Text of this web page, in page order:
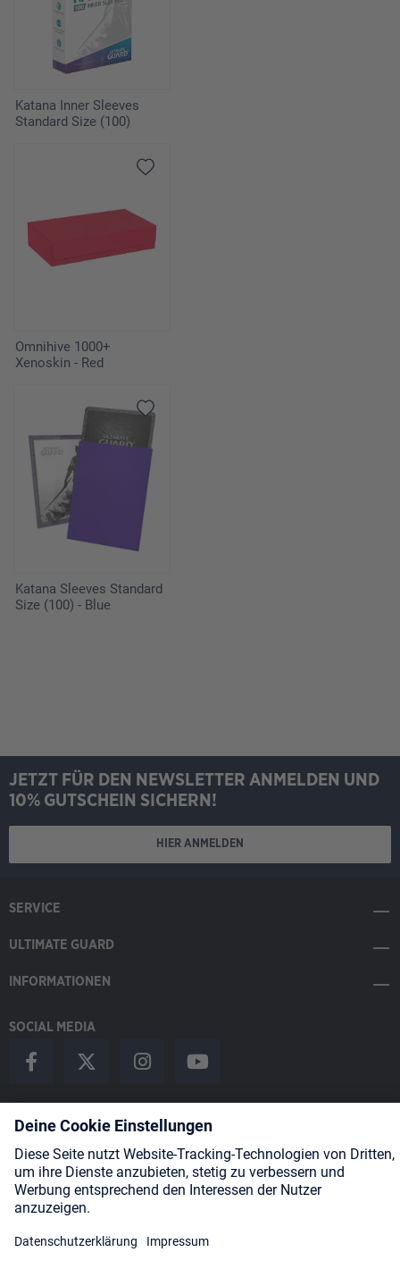
Katana Inner Sleeves
Standard Size (100)
Omnihive 1000+
Xenoskin - Red
Katana Sleeves Standard
Size (100) - Blue
JETZT FÜR DEN NEWSLETTER ANMELDEN UND
10% GUTSCHEIN SICHERN!
HIER ANMELDEN
SERVICE
ULTIMATE GUARD
INFORMATIONEN
SOCIAL MEDIA
Shipping